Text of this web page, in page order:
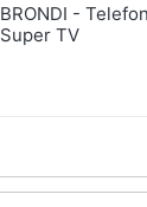
BRONDI -
Super TV